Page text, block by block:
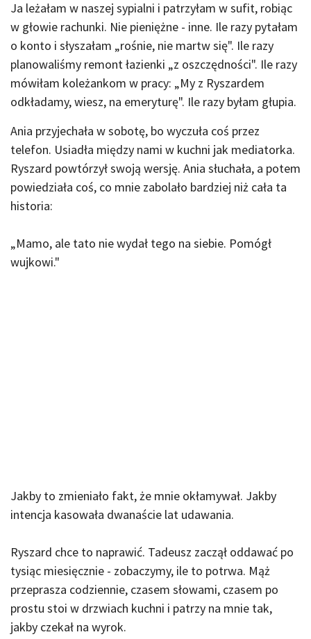
Ja leżałam w naszej sypialni i patrzyłam w sufit, robiąc
w głowie rachunki. Nie pieniężne - inne. Ile razy pytałam
o konto i słyszałam „rośnie, nie martw się". Ile razy
planowaliśmy remont łazienki „z oszczędności". Ile razy
mówiłam koleżankom w pracy: „My z Ryszardem
odkładamy, wiesz, na emeryturę". Ile razy byłam głupia.
Ania przyjechała w sobotę, bo wyczuła coś przez
telefon. Usiadła między nami w kuchni jak mediatorka.
Ryszard powtórzył swoją wersję. Ania słuchała, a potem
powiedziała coś, co mnie zabolało bardziej niż cała ta
historia:
„Mamo, ale tato nie wydał tego na siebie. Pomógł
wujkowi."
Jakby to zmieniało fakt, że mnie okłamywał. Jakby
intencja kasowała dwanaście lat udawania.
Ryszard chce to naprawić. Tadeusz zaczął oddawać po
tysiąc miesięcznie - zobaczymy, ile to potrwa. Mąż
przeprasza codziennie, czasem słowami, czasem po
prostu stoi w drzwiach kuchni i patrzy na mnie tak,
jakby czekał na wyrok.